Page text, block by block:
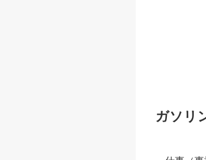
ガソリ